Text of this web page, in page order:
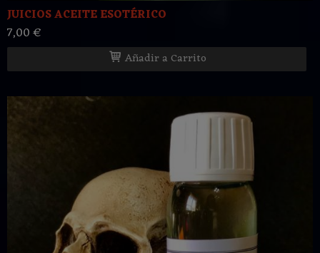
JUICIOS ACEITE ESOTÉRICO
7,00 €
Añadir a Carrito